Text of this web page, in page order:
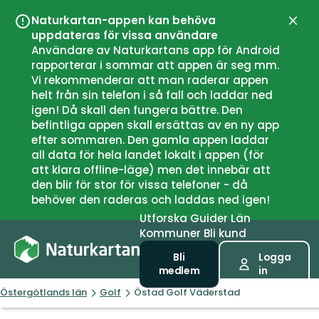
Naturkartan-appen kan behöva
uppdateras för vissa användare
Användare av Naturkartans app för Android
rapporterar i sommar att appen är seg mm.
Vi rekommenderar att man raderar appen
helt från sin telefon i så fall och laddar ned
igen! Då skall den fungera bättre. Den
befintliga appen skall ersättas av en ny app
efter sommaren. Den gamla appen laddar
all data för hela landet lokalt i appen (för
att klara offline-läge) men det innebär att
den blir för stor för vissa telefoner - då
behöver den raderas och laddas ned igen!
UtforskaGuiderLän
Kommuner Bli kund
Bli
medlem
Logga
in
Östergötlands län Golf Östad Golf Väderstad